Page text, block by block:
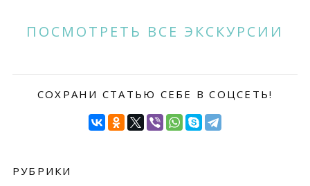
ПОСМОТРЕТЬ ВСЕ ЭКСКУРСИИ
СОХРАНИ СТАТЬЮ СЕБЕ В СОЦСЕТЬ!
РУБРИКИ